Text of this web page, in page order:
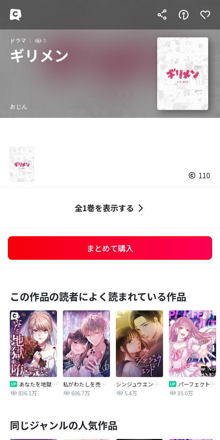
ドラマ 0
ギリメン
おじん
110
全1巻を表示する
まとめて購入
この作品の読者によく読まれている作品
あなたを地獄に堕とすまで
836.1万
私がわたしを売る理由
606.7万
シンジュウエンド【タテヨミ】
5.4万
パーフェクトグリッター
35.0万
同じジャンルの人気作品